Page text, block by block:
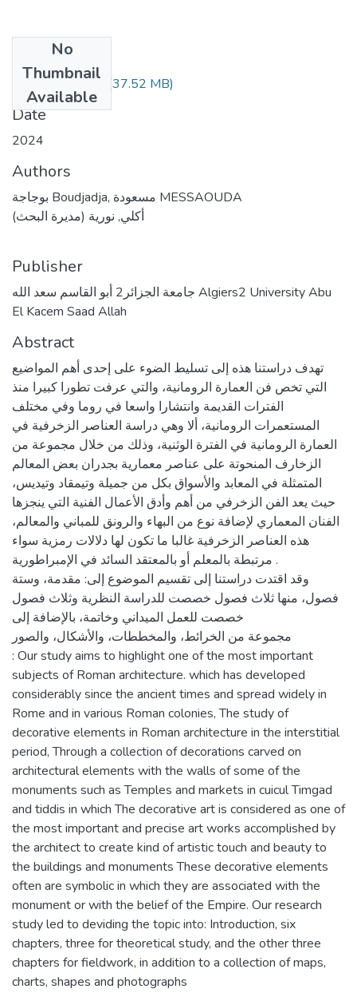
No
Thumbnail
Available
المذكرة كاملة.pdf (37.52 MB)
Date
2024
Authors
بوجاجة Boudjadja, مسعودة MESSAOUDA
أكلي, نورية (مديرة البحث)
Publisher
جامعة الجزائر2 أبو القاسم سعد الله Algiers2 University Abu
El Kacem Saad Allah
Abstract
تهدف دراستنا هذه إلى تسليط الضوء على إحدى أهم المواضيع
التي تخص فن العمارة الرومانية، والتي عرفت تطورا كبيرا منذ
الفترات القديمة وانتشارا واسعا في روما وفي مختلف
المستعمرات الرومانية، ألا وهي دراسة العناصر الزخرفية في
العمارة الرومانية في الفترة الوثنية، وذلك من خلال مجموعة من
الزخارف المنحوتة على عناصر معمارية بجدران بعض المعالم
المتمثلة في المعابد والأسواق بكل من جميلة وتيمقاد وتيديس،
حيث يعد الفن الزخرفي من أهم وأدق الأعمال الفنية التي ينجزها
الفنان المعماري لإضافة نوع من البهاء والرونق للمباني والمعالم،
هذه العناصر الزخرفية غالبا ما تكون لها دلالات رمزية سواء
مرتبطة بالمعلم أو بالمعتقد السائد في الإمبراطورية .
وقد اقتدت دراستنا إلى تقسيم الموضوع إلى: مقدمة، وستة
فصول، منها ثلاث فصول خصصت للدراسة النظرية وثلاث فصول
خصصت للعمل الميداني وخاتمة، بالإضافة إلى
مجموعة من الخرائط، والمخططات، والأشكال، والصور
: Our study aims to highlight one of the most important
subjects of Roman architecture. which has developed
considerably since the ancient times and spread widely in
Rome and in various Roman colonies, The study of
decorative elements in Roman architecture in the interstitial
period, Through a collection of decorations carved on
architectural elements with the walls of some of the
monuments such as Temples and markets in cuicul Timgad
and tiddis in which The decorative art is considered as one of
the most important and precise art works accomplished by
the architect to create kind of artistic touch and beauty to
the buildings and monuments These decorative elements
often are symbolic in which they are associated with the
monument or with the belief of the Empire. Our research
study led to deviding the topic into: Introduction, six
chapters, three for theoretical study, and the other three
chapters for fieldwork, in addition to a collection of maps,
charts, shapes and photographs